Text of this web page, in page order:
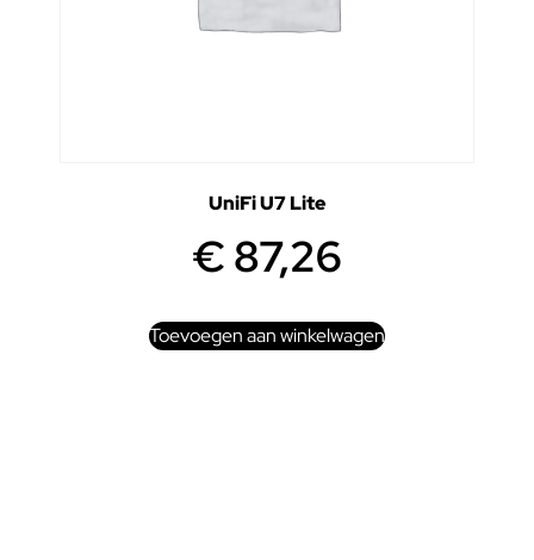
UniFi U7 Lite
€87,26
Toevoegen aan winkelwagen